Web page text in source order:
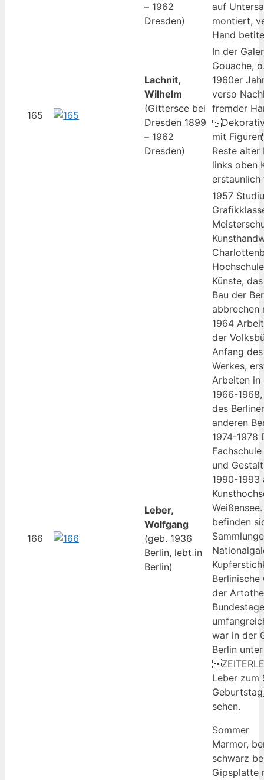
– 1962
Dresden)
auf
montiert,
Hand
165
Lachnit,
Wilhelm
(Gittersee bei
Dresden 1899
– 1962
Dresden)
In der
Gouache,
1960er
verso
fremder
mit
Reste alter
links oben
erstaunlich
166
Leber,
Wolfgang
(geb. 1936
Berlin, lebt in
Berlin)
1957
Künste,
Bau der
abbrechen
1964
der
Anfang
Werkes,
Arbeiten in
1966-
des
anderen
1974-1978
und
1990-1993
befinden
Berlinische
der
war in der
Berlin
Leber zum
sehen.
Sommer
Marmor,
schwarz
Gipsplatte